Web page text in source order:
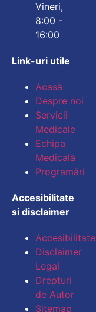
Vineri,
8:00 -
16:00
Link-uri utile
Acasă
Despre noi
Servicii
Medicale
Echipa
Medicală
Programări
Accesibilitate
si disclaimer
Accesibilitate
Disclaimer
Legal
Drepturi
de Autor
Sitemap